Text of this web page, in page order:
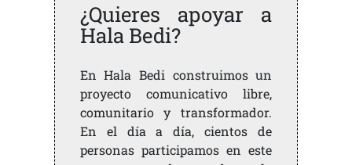
¿Quieres apoyar a
Hala Bedi?
En Hala Bedi construimos un
proyecto comunicativo libre,
comunitario y transformador.
En el día a día, cientos de
personas participamos en este